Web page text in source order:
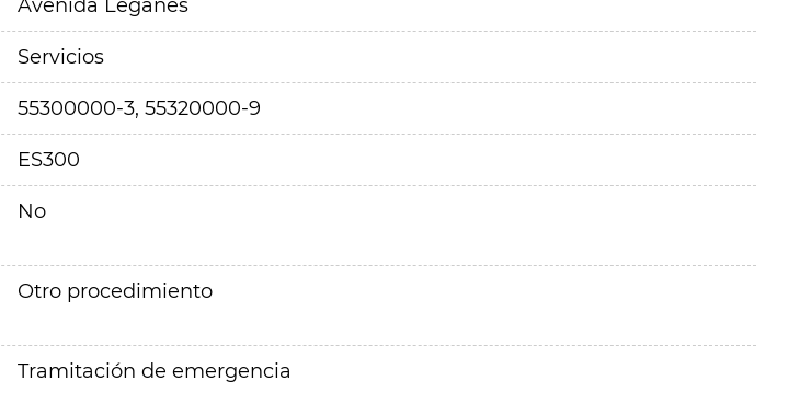
Avenida Leganés
Servicios
55300000-3, 55320000-9
ES300
No
Otro procedimiento
Tramitación de emergencia